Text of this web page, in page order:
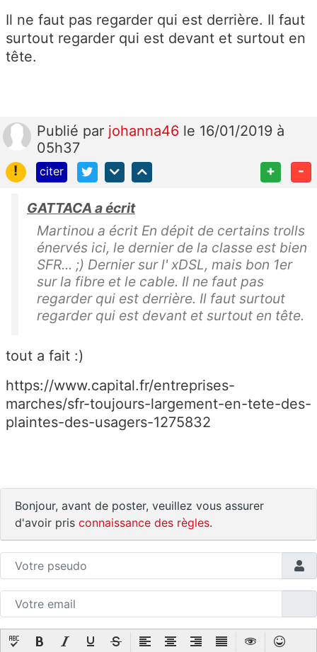
Il ne faut pas regarder qui est derrière. Il faut
surtout regarder qui est devant et surtout en
tête.
Publié par johanna46 le 16/01/2019 à
05h37
!
citer + -
GATTACA a écrit
Martinou a écrit En dépit de certains trolls
énervés ici, le dernier de la classe est bien
SFR... ;) Dernier sur l' xDSL, mais bon 1er
sur la fibre et le cable. Il ne faut pas
regarder qui est derrière. Il faut surtout
regarder qui est devant et surtout en tête.
tout a fait :)
https://www.capital.fr/entreprises-
marches/sfr-toujours-largement-en-tete-des-
plaintes-des-usagers-1275832
Bonjour, avant de poster, veuillez vous assurer
d'avoir pris connaissance des règles.